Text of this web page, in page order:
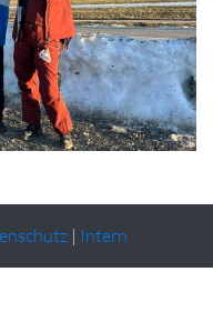
| Intern